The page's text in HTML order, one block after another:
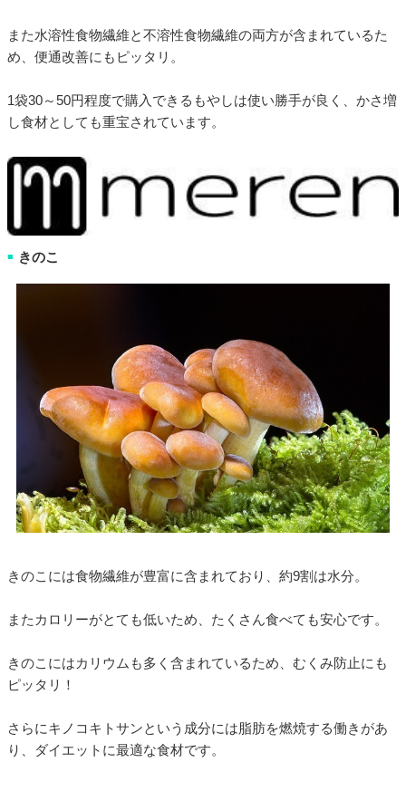
また水溶性食物繊維と不溶性食物繊維の両方が含まれているた
め、便通改善にもピッタリ。
1袋30～50円程度で購入できるもやしは使い勝手が良く、かさ増
し食材としても重宝されています。
■ きのこ
きのこには食物繊維が豊富に含まれており、約9割は水分。
またカロリーがとても低いため、たくさん食べても安心です。
きのこにはカリウムも多く含まれているため、むくみ防止にも
ピッタリ！
さらにキノコキトサンという成分には脂肪を燃焼する働きがあ
り、ダイエットに最適な食材です。